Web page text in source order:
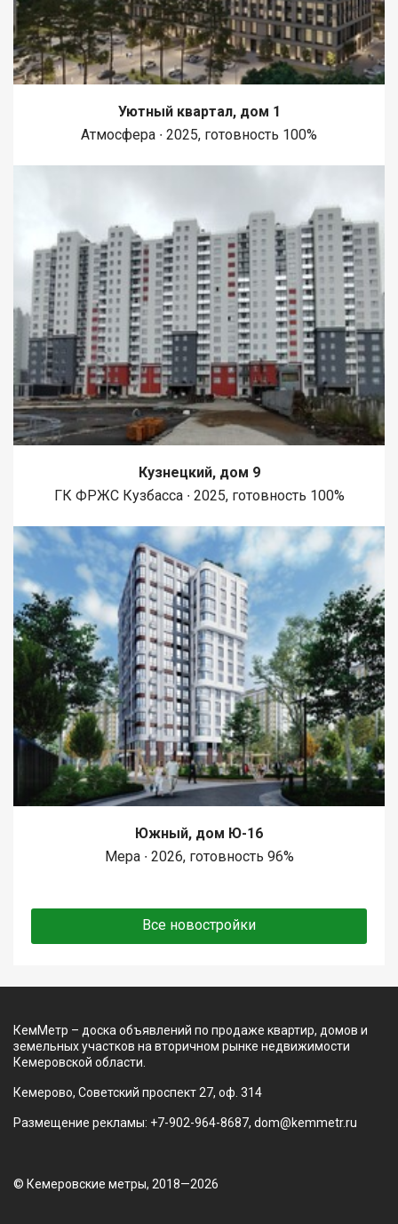
Уютный квартал, дом 1
Атмосфера ∙ 2025, готовность 100%
Кузнецкий, дом 9
ГК ФРЖС Кузбасса ∙ 2025, готовность 100%
Южный, дом Ю-16
Мера ∙ 2026, готовность 96%
Все новостройки
КемМетр – доска объявлений по продаже квартир, домов и
земельных участков на вторичном рынке недвижимости
Кемеровской области.
Кемерово, Советский проспект 27, оф. 314
Размещение рекламы: +7-902-964-8687, dom@kemmetr.ru
© Кемеровские метры, 2018—2026